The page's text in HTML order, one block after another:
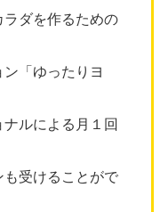
ラダを作るための
「ゆったりヨ
ルによる月１回
受けることがで